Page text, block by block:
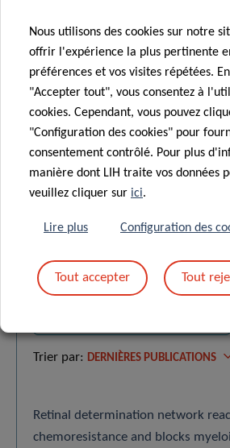
TOUT AFFICHER
PUBLICATIONS
SCIENTIFIQUES
Trouver une publication
Trier par: DERNIÈRES PUBLICATIONS
Retinal determination network
chemoresistance and blocks
Nous utilisons des cookies sur notre
offrir l'expérience la plus pertinente
préférences et vos visites répétées.
"Accepter tout", vous consentez à
cookies. Cependant, vous pouvez
"Configuration des cookies" pour
consentement contrôlé. Pour plus
manière dont LIH traite vos données
veuillez cliquer sur ici.
Lire plus Configuration des
Tout accepter Tout